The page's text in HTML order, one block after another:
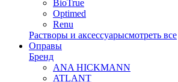
BioTrue
Optimed
Renu
Растворы и аксессуарысмотреть все
Оправы
Бренд
ANA HICKMANN
ATLANT